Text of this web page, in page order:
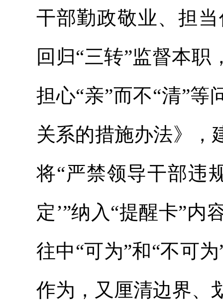
干部勤政敬业、担
回归“三转”监督本职
担心“亲”而不“清”等
关系的措施办法》，
将“严禁领导干部违
定’”纳入“提醒卡”
往中“可为”和“不可
作为，又厘清边界、